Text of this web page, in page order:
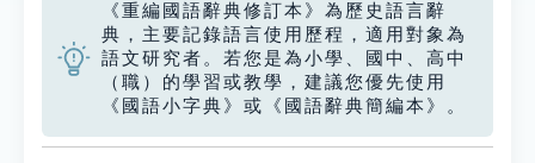
《重編國語辭典修訂本》為歷史語言辭
典，主要記錄語言使用歷程，適用對象為
語文研究者。若您是為小學、國中、高中
（職）的學習或教學，建議您優先使用
《國語小字典》或《國語辭典簡編本》。